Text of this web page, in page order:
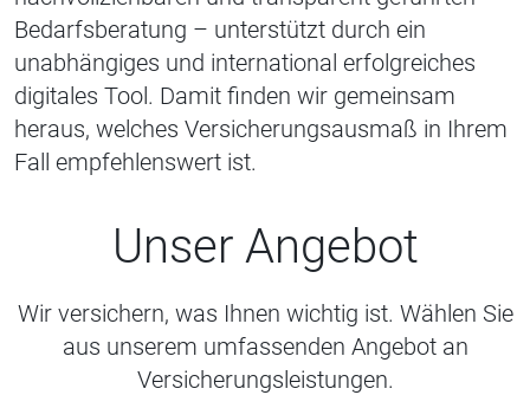
Bedarfsberatung – unterstützt durch ein
unabhängiges und international erfolgreiches
digitales Tool. Damit finden wir gemeinsam
heraus, welches Versicherungsausmaß in Ihrem
Fall empfehlenswert ist.
Unser Angebot
Wir versichern, was Ihnen wichtig ist. Wählen Sie
aus unserem umfassenden Angebot an
Versicherungsleistungen.